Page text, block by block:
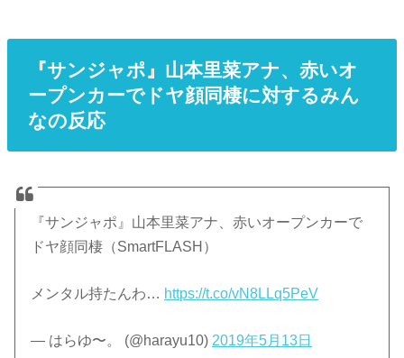
『サンジャポ』山本里菜アナ、赤いオ
ープンカーでドヤ顔同棲に対するみん
なの反応
『サンジャポ』山本里菜アナ、赤いオープンカーで
ドヤ顔同棲（SmartFLASH）
メンタル持たんわ… https://t.co/vN8LLq5PeV
— はらゆ〜。 (@harayu10) 2019年5月13日